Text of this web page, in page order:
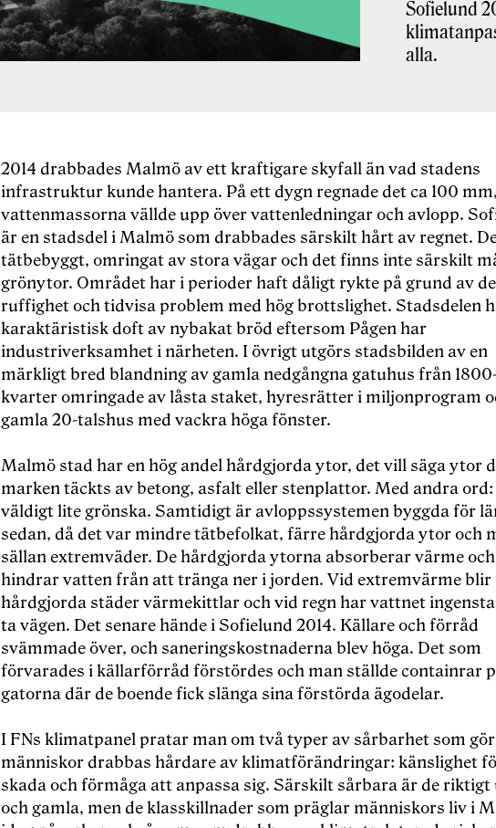
Sofielund
alla.
2014 drabbades Malmö av ett kraftigare skyfall än vad stadens
infrastruktur kunde hantera. På ett dygn regnade det ca 100
vattenmassorna vällde upp över vattenledningar och avlopp.
är en stadsdel i Malmö som drabbades särskilt hårt av regnet.
tätbebyggt, omringat av stora vägar och det finns inte särskilt
grönytor. Området har i perioder haft dåligt rykte på grund av
ruffighet och tidvisa problem med hög brottslighet. Stadsdelen
karaktäristisk doft av nybakat bröd eftersom Pågen har
industriverksamhet i närheten. I övrigt utgörs stadsbilden av en
märkligt bred blandning av gamla nedgångna gatuhus från
kvarter omringade av låsta staket, hyresrätter i miljonprogram
gamla 20-talshus med vackra höga fönster.
Malmö stad har en hög andel hårdgjorda ytor, det vill säga ytor
marken täckts av betong, asfalt eller stenplattor. Med andra ord:
väldigt lite grönska. Samtidigt är avloppssystemen byggda för
sedan, då det var mindre tätbefolkat, färre hårdgjorda ytor och
sällan extremväder. De hårdgjorda ytorna absorberar värme och
hindrar vatten från att tränga ner i jorden. Vid extremvärme blir
hårdgjorda städer värmekittlar och vid regn har vattnet
ta vägen. Det senare hände i Sofielund 2014. Källare och förråd
svämmade över, och saneringskostnaderna blev höga. Det som
förvarades i källarförråd förstördes och man ställde containrar
gatorna där de boende fick slänga sina förstörda ägodelar.
I FNs klimatpanel pratar man om två typer av sårbarhet som
människor drabbas hårdare av klimatförändringar: känslighet
skada och förmåga att anpassa sig. Särskilt sårbara är de riktigt
och gamla, men de klasskillnader som präglar människors liv i